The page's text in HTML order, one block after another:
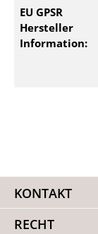
EU GPSR
Hersteller
Information:
KONTAKT
RECHT